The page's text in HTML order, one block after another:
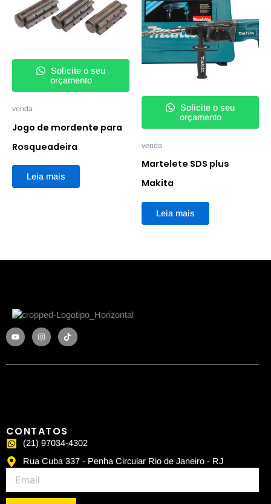
Solicite o seu
orçamento
venda
Jogo de mordente para
Rosqueadeira
Leia mais
Solicite o seu
orçamento
venda
Martelete SDS plus
Makita
Leia mais
Y
o
u
I
n
s
T
i
k
CONTATOS
(21) 97034-4302
Rua Cuba 337 - Penha Circular Rio de Janeiro - RJ